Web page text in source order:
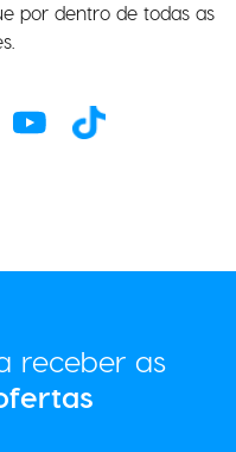
por dentro de todas as
receber as